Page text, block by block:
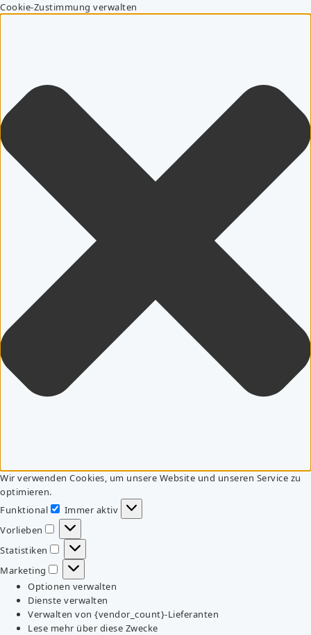
Cookie-Zustimmung verwalten
Wir verwenden Cookies, um unsere Website und unseren Service zu
optimieren.
Funktional
Funktional
Immer aktiv
Vorlieben
Vorlieben
Statistiken
Statistiken
Marketing
Marketing
Optionen verwalten
Dienste verwalten
Verwalten von {vendor_count}-Lieferanten
Lese mehr über diese Zwecke